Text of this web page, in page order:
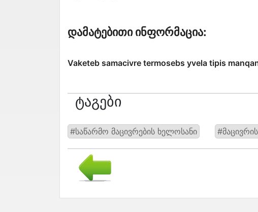
Დამატებითი Ინფორმაცია:
Vaketeb samacivre termosebs yvela tipis
Ტაგები
#საწარმო მაცივრების ხელოსანი